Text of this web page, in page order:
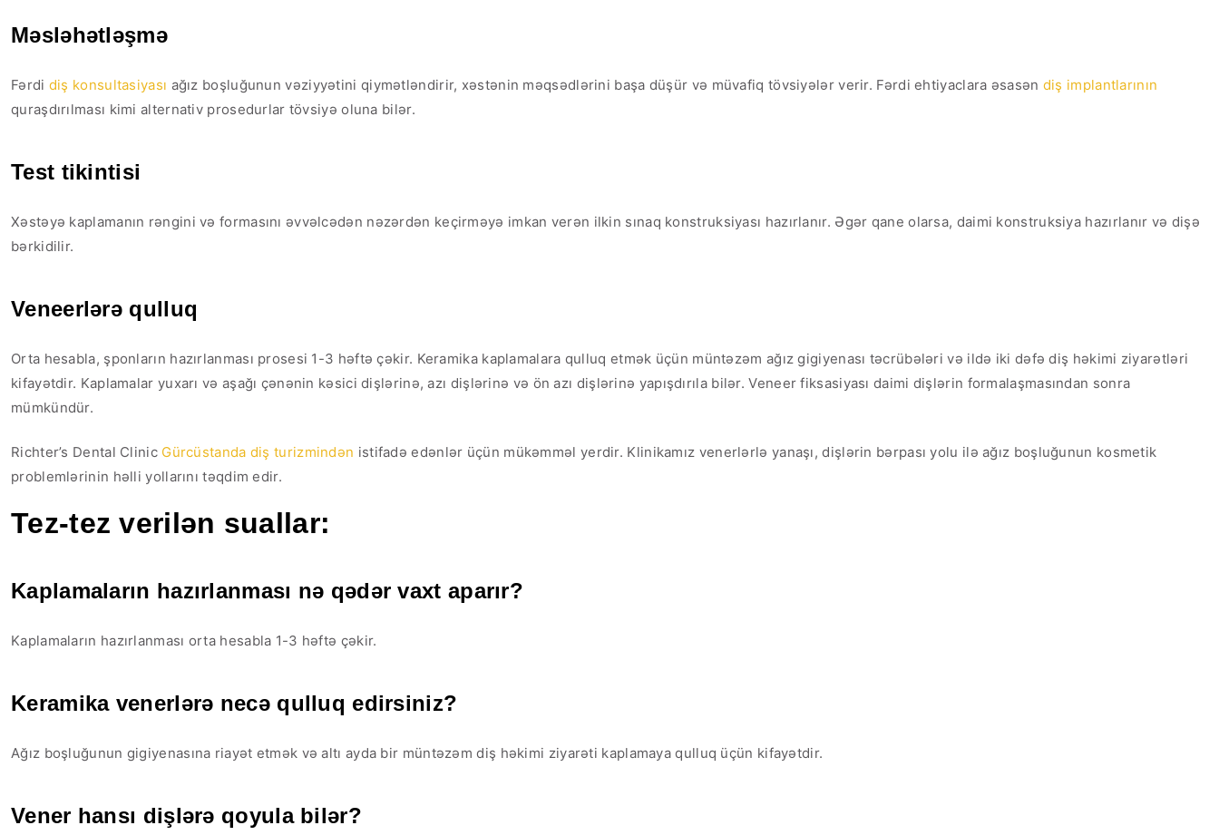
Məsləhətləşmə
Fərdi diş konsultasiyası ağız boşluğunun vəziyyətini qiymətləndirir, xəstənin məqsədlərini başa düşür və müvafiq tövsiyələr verir. Fərdi ehtiyaclara əsasən diş implantlarının
quraşdırılması kimi alternativ prosedurlar tövsiyə oluna bilər.
Test tikintisi
Xəstəyə kaplamanın rəngini və formasını əvvəlcədən nəzərdən keçirməyə imkan verən ilkin sınaq konstruksiyası hazırlanır. Əgər qane olarsa, daimi konstruksiya hazırlanır və dişə
bərkidilir.
Veneerlərə qulluq
Orta hesabla, şponların hazırlanması prosesi 1-3 həftə çəkir. Keramika kaplamalara qulluq etmək üçün müntəzəm ağız gigiyenası təcrübələri və ildə iki dəfə diş həkimi ziyarətləri
kifayətdir. Kaplamalar yuxarı və aşağı çənənin kəsici dişlərinə, azı dişlərinə və ön azı dişlərinə yapışdırıla bilər. Veneer fiksasiyası daimi dişlərin formalaşmasından sonra
mümkündür.
Richter’s Dental Clinic Gürcüstanda diş turizmindən istifadə edənlər üçün mükəmməl yerdir. Klinikamız venerlərlə yanaşı, dişlərin bərpası yolu ilə ağız boşluğunun kosmetik
problemlərinin həlli yollarını təqdim edir.
Tez-tez verilən suallar:
Kaplamaların hazırlanması nə qədər vaxt aparır?
Kaplamaların hazırlanması orta hesabla 1-3 həftə çəkir.
Keramika venerlərə necə qulluq edirsiniz?
Ağız boşluğunun gigiyenasına riayət etmək və altı ayda bir müntəzəm diş həkimi ziyarəti kaplamaya qulluq üçün kifayətdir.
Vener hansı dişlərə qoyula bilər?